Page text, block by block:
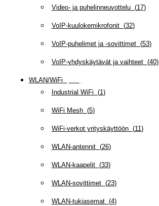
Video- ja puhelinneuvottelu(17)
VoIP-kuulokemikrofonit(32)
VoIP-puhelimet ja -sovittimet(53)
VoIP-yhdyskäytävät ja vaihteet(40)
WLAN/WiFi
Industrial WiFi (1)
WiFi Mesh(5)
WiFi-verkot yrityskäyttöön(11)
WLAN-antennit(26)
WLAN-kaapelit(33)
WLAN-sovittimet(23)
WLAN-tukiasemat(4)